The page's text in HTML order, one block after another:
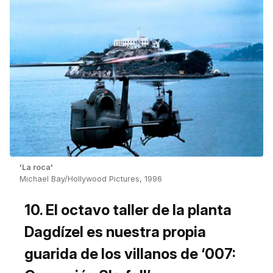
'La roca'
Michael Bay/Hollywood Pictures, 1996
10. El octavo taller de la planta
Dagdízel es nuestra propia
guarida de los villanos de ‘007: